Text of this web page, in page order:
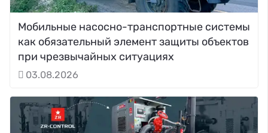
Мобильные насосно-транспортные системы
как обязательный элемент защиты объектов
при чрезвычайных ситуациях
03.08.2026